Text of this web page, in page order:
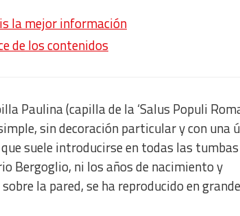
la mejor información
de los contenidos
Paulina (capilla de la ‘Salus Populi
sin decoración particular y con una
suele introducirse en todas las tumbas
Bergoglio, ni los años de nacimiento y
la pared, se ha reproducido en